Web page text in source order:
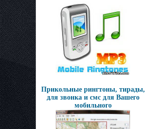
Прикольные рингтоны, тирады,
для звонка и смс для Вашего
мобильного